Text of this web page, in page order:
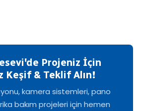
Projeniz İçin
Keşif & Teklif Alın!
kamera sistemleri, pano
bakım projeleri için hemen